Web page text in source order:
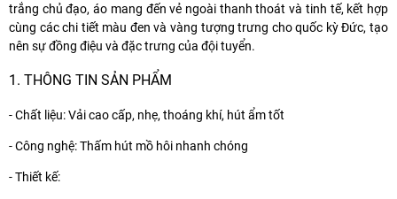
trắng chủ đạo, áo mang đến vẻ ngoài thanh thoát và tinh tế, kết hợp
cùng các chi tiết màu đen và vàng tượng trưng cho quốc kỳ Đức, tạo
nên sự đồng điệu và đặc trưng của đội tuyển.
1. THÔNG TIN SẢN PHẨM
- Chất liệu: Vải cao cấp, nhẹ, thoáng khí, hút ẩm tốt
- Công nghệ: Thấm hút mồ hôi nhanh chóng
- Thiết kế: